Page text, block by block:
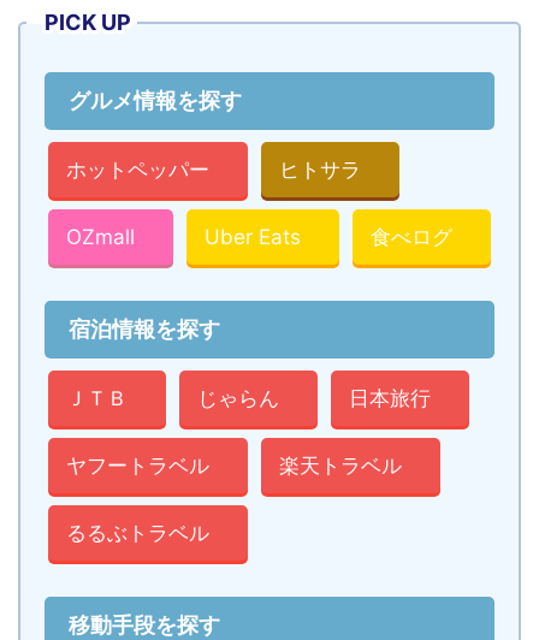
PICK UP
グルメ情報を探す
ホットペッパー ヒトサラ
OZmall Uber Eats 食べログ
宿泊情報を探す
ＪＴＢ じゃらん 日本旅行
ヤフートラベル 楽天トラベル
るるぶトラベル
移動手段を探す